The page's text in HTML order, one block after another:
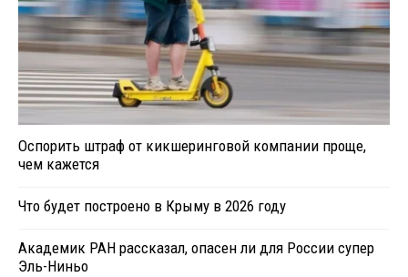
Оспорить штраф от кикшеринговой компании проще,
чем кажется
Что будет построено в Крыму в 2026 году
Академик РАН рассказал, опасен ли для России супер
Эль-Ниньо